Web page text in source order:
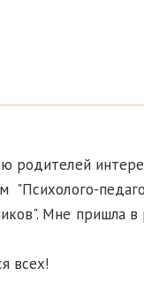
родителей
Мне пришла в
всех!